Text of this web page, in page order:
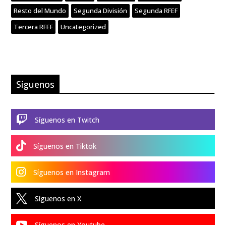
Resto del Mundo
Segunda División
Segunda RFEF
Tercera RFEF
Uncategorized
Síguenos
 Síguenos en Twitch
 Síguenos en Tiktok
 Síguenos en Instagram
 Síguenos en X